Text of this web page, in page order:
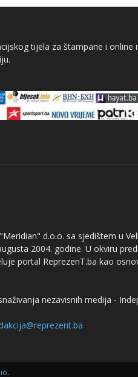
tijela za štampane i online
d.o.o. sa sjedištem u
2004. godine. U okviru
portal ReprezenT.ba kao
nezavisnih medija -
.